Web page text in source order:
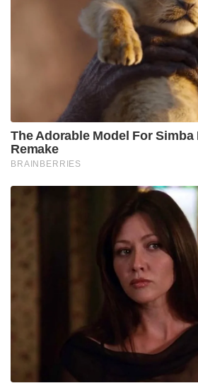
The Adorable Model For
Remake
BRAINBERRIES